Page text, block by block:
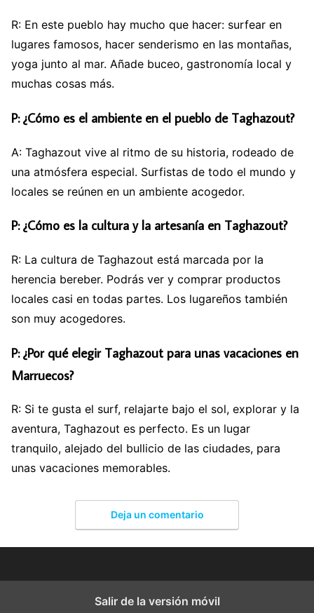
R: En este pueblo hay mucho que hacer: surfear en
lugares famosos, hacer senderismo en las montañas,
yoga junto al mar. Añade buceo, gastronomía local y
muchas cosas más.
P: ¿Cómo es el ambiente en el pueblo de Taghazout?
A: Taghazout vive al ritmo de su historia, rodeado de
una atmósfera especial. Surfistas de todo el mundo y
locales se reúnen en un ambiente acogedor.
P: ¿Cómo es la cultura y la artesanía en Taghazout?
R: La cultura de Taghazout está marcada por la
herencia bereber. Podrás ver y comprar productos
locales casi en todas partes. Los lugareños también
son muy acogedores.
P: ¿Por qué elegir Taghazout para unas vacaciones en
Marruecos?
R: Si te gusta el surf, relajarte bajo el sol, explorar y la
aventura, Taghazout es perfecto. Es un lugar
tranquilo, alejado del bullicio de las ciudades, para
unas vacaciones memorables.
Deja un comentario
Salir de la versión móvil